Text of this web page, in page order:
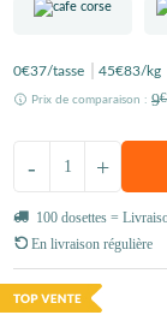
0€37/tasse 45€83/kg
Prix de comparaison : 9
+
-
100 dosettes =
En livraison régulière